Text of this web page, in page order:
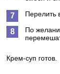
Перелить
По
Крем-суп готов.